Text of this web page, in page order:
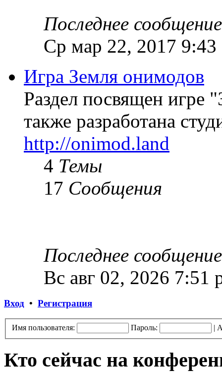
Последнее сообщение
Ср мар 22, 2017 9:43
Игра Земля онимодов
Раздел посвящен игре
также разработана
http://onimod.land
4 Темы
17 Сообщения
Последнее сообщение
Вс авг 02, 2026 7:51
Вход • Регистрация
Имя пользователя: Пароль: |
Кто сейчас на